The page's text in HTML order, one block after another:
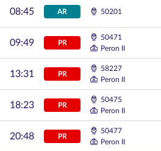
08:45 AR 50201
09:49 PR
50471
Peron II
13:31 PR
58227
Peron II
18:23 PR
50475
Peron II
20:48 PR
50477
Peron II